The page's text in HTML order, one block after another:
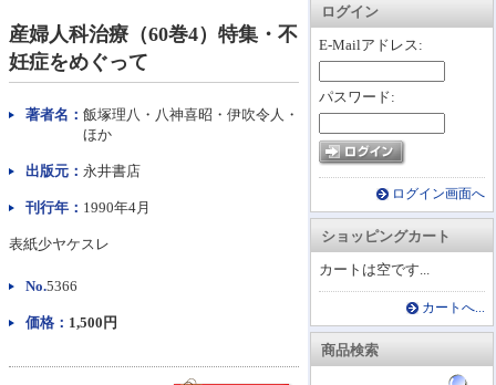
カートを見る
ログイン
E-Mailアドレス:
パスワード:
ログイン画面へ
ショッピングカート
カートは空です...
カートへ...
商品検索
こ
か
ら
本
文】
産婦人科治療（60巻4）特集・不
妊症をめぐって
著者名： 飯塚理八・八神喜昭・伊吹令人・
ほか
出版元： 永井書店
刊行年： 1990年4月
表紙少ヤケスレ
No.5366
価格： 1,500円